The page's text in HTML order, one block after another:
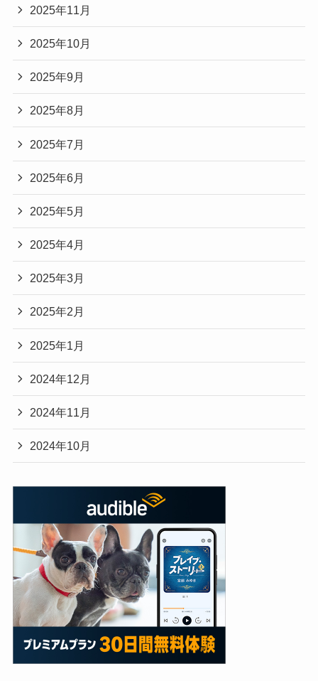
2025年11月
2025年10月
2025年9月
2025年8月
2025年7月
2025年6月
2025年5月
2025年4月
2025年3月
2025年2月
2025年1月
2024年12月
2024年11月
2024年10月